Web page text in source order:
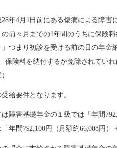
28年4月1日前にある傷病による障
前々月までの1年間のうちに保険
つまり初診を受ける前の日の年金
保険料を納付するか免除されてい
給要件となります。
障害基礎年金の１級では「年間
年間792,100円（月額約66,008円）